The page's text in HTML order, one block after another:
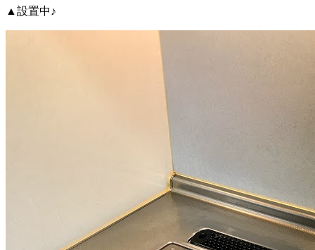
▲設置中♪